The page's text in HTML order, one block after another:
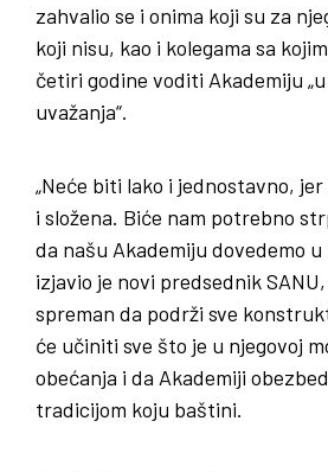
zahvalio se i onima koji su za
koji nisu, kao i kolegama sa
četiri godine voditi Akademiju
uvažanja“.
„Neće biti lako i jednostavno,
i složena. Biće nam potrebno
da našu Akademiju dovedemo u
izjavio je novi predsednik
spreman da podrži sve
će učiniti sve što je u njegovoj
obećanja i da Akademiji
tradicijom koju baštini.